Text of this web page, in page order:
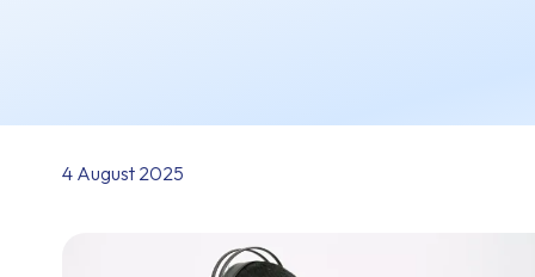
4 August 2025